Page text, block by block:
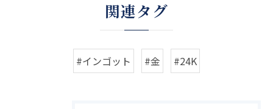
関連タグ
#インゴット #金 #24K